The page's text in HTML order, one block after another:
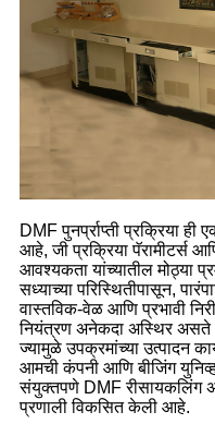
DMF पुनर्प्राप्ती प्रक्रिया ही
आहे, जी प्रक्रिया पॅरामीटर्स
आवश्यकता यांच्यातील मोठ्या
सध्याच्या परिस्थितीपासून,
वास्तविक-वेळ आणि प्रभावी
नियंत्रण अनेकदा अस्थिर असते
ज्यामुळे उपक्रमांच्या उत्पादन
आमची कंपनी आणि बीजिंग
संयुक्तपणे DMF रीसायकलिंग
प्रणाली विकसित केली आहे.